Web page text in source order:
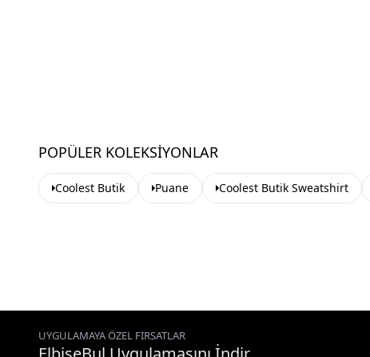
POPÜLER KOLEKSIYONLAR
Coolest Butik Puane Coolest Butik Sweatshirt
UYGULAMAYA ÖZEL FIRSATLAR